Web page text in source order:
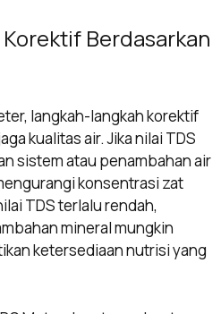
Berdasarkan
langkah-langkah korektif
kualitas air. Jika nilai TDS
sistem atau penambahan air
konsentrasi zat
TDS terlalu rendah,
mineral mungkin
ketersediaan nutrisi yang